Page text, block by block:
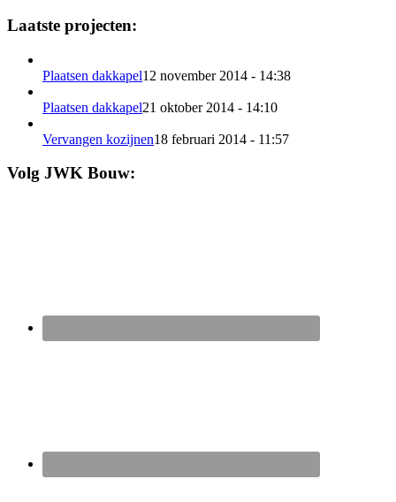
Laatste projecten:
Plaatsen dakkapel12 november 2014 - 14:38
Plaatsen dakkapel21 oktober 2014 - 14:10
Vervangen kozijnen18 februari 2014 - 11:57
Volg JWK Bouw: